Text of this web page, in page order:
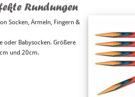
Rundungen
Socken, Ärmeln, Fingern &
oder Babysocken. Größere
und 20cm.